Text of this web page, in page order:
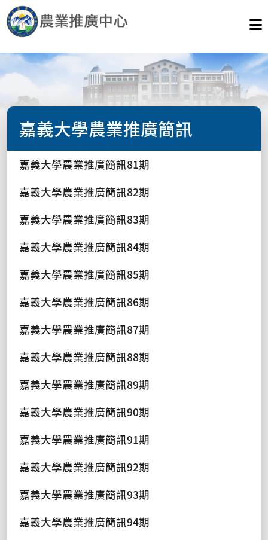
嘉義大學農業推廣簡訊
嘉義大學農業推廣簡訊81期
嘉義大學農業推廣簡訊82期
嘉義大學農業推廣簡訊83期
嘉義大學農業推廣簡訊84期
嘉義大學農業推廣簡訊85期
嘉義大學農業推廣簡訊86期
嘉義大學農業推廣簡訊87期
嘉義大學農業推廣簡訊88期
嘉義大學農業推廣簡訊89期
嘉義大學農業推廣簡訊90期
嘉義大學農業推廣簡訊91期
嘉義大學農業推廣簡訊92期
嘉義大學農業推廣簡訊93期
嘉義大學農業推廣簡訊94期